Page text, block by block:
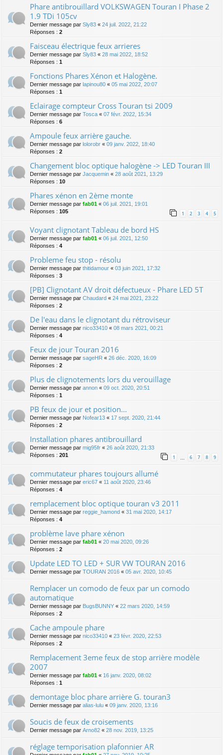
Phare antibrouillard VOLKSWAGEN Touran I Phase 2
1.9 TDi 105cv
Dernier message par Sly83 « 24 juil. 2022, 21:22
Réponses : 2
Faisceau électrique feux arrieres
Dernier message par Sly83 « 28 mai 2022, 18:52
Réponses : 1
Fonctions Phares Xénon et Halogène.
Dernier message par lapinou80 « 05 mai 2022, 20:07
Réponses : 1
Eclairage compteur Cross Touran tsi 2009
Dernier message par Tosca « 07 févr. 2022, 15:34
Réponses : 6
Ampoule feux arrière gauche.
Dernier message par lolorobr « 09 janv. 2022, 18:40
Réponses : 2
Changement bloc optique halogène -> LED Touran III
Dernier message par Jacquemin « 28 août 2021, 13:29
Réponses : 10
Phares xénon en 2ème monte
Dernier message par fab01 « 06 juil. 2021, 19:01
Réponses : 105 1 2 3 4 5
Voyant clignotant Tableau de bord HS
Dernier message par fab01 « 06 juil. 2021, 12:50
Réponses : 4
Probleme feu stop - résolu
Dernier message par thitidamour « 03 juin 2021, 17:32
Réponses : 3
[PB] Clignotant AV droit défectueux - Phare LED 5T
Dernier message par Chaudard « 24 mai 2021, 23:22
Réponses : 2
De l'eau dans le clignotant du rétroviseur
Dernier message par nico33410 « 08 mars 2021, 00:21
Réponses : 4
Feux de jour Touran 2016
Dernier message par sageHR « 26 déc. 2020, 16:09
Réponses : 2
Plus de clignotements lors du verouillage
Dernier message par annon « 09 oct. 2020, 20:51
Réponses : 1
PB feux de jour et position...
Dernier message par Nofear13 « 17 sept. 2020, 21:44
Réponses : 2
Installation phares antibrouillard
Dernier message par mig95fr « 26 août 2020, 21:33
Réponses : 201 1 … 6 7 8 9
commutateur phares toujours allumé
Dernier message par eric67 « 11 août 2020, 23:46
Réponses : 4
remplacement bloc optique touran v3 2011
Dernier message par reggie_hamond « 31 mai 2020, 14:17
Réponses : 4
problème lave phare xénon
Dernier message par fab01 « 20 mai 2020, 09:26
Réponses : 2
Update LED TO LED + SUR VW TOURAN 2016
Dernier message par TOURAN 2016 « 05 avr. 2020, 10:45
Remplacer un comodo de feux par un comodo
automatique
Dernier message par BugsBUNNY « 22 mars 2020, 14:59
Réponses : 2
Cache ampoule phare
Dernier message par nico33410 « 23 févr. 2020, 22:53
Réponses : 2
Remplacement 3eme feux de stop arrière modèle
2007
Dernier message par fab01 « 16 janv. 2020, 08:02
Réponses : 1
demontage bloc phare arrière G. touran3
Dernier message par alias-lulu « 09 janv. 2020, 13:16
Soucis de feux de croisements
Dernier message par Arno82 « 28 nov. 2019, 13:25
réglage temporisation plafonnier AR